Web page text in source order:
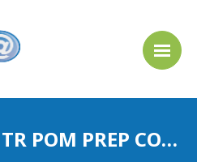
PLAYHOUSE DINTR POM PREP COPII ” DIY Ş ÎN LOVELY ÎNTR